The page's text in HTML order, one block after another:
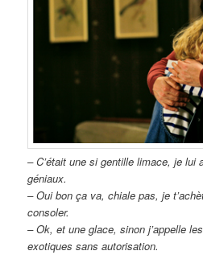
– C’était une si gentille limace, je lui
géniaux.
– Oui bon ça va, chiale pas, je
consoler.
– Ok, et une glace, sinon j’appelle
exotiques sans autorisation.